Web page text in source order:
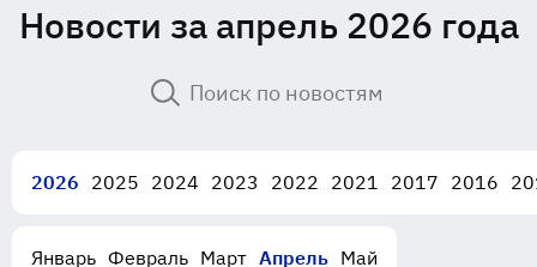
Новости за апрель 2026 года
2026 2025 2024 2023 2022 2021 2017 2016
Январь Февраль Март Апрель Май